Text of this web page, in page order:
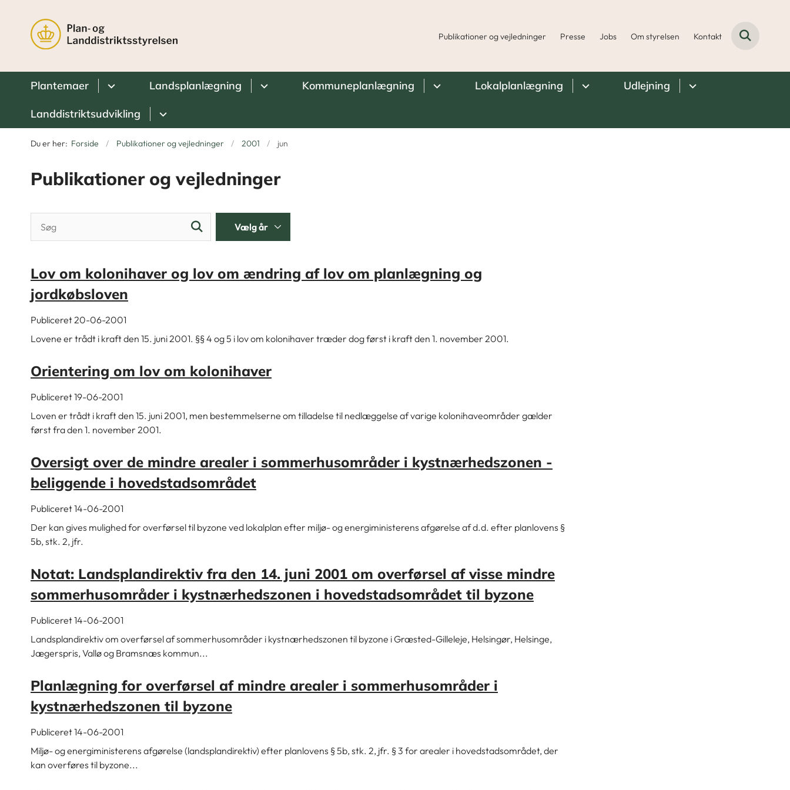
Publikationer og vejledninger Presse Jobs Om styrelsen Kontakt
Plantemaer Landsplanlægning Kommuneplanlægning Lokalplanlægning Udlejning
Landdistriktsudvikling
Du er her: Forside Publikationer og vejledninger 2001 jun
Publikationer og vejledninger
Lov om kolonihaver og lov om ændring af lov om planlægning og
jordkøbsloven
Publiceret 20-06-2001
Lovene er trådt i kraft den 15. juni 2001. §§ 4 og 5 i lov om kolonihaver træder dog først i kraft den 1. november 2001.
Orientering om lov om kolonihaver
Publiceret 19-06-2001
Loven er trådt i kraft den 15. juni 2001, men bestemmelserne om tilladelse til nedlæggelse af varige kolonihaveområder gælder
først fra den 1. november 2001.
Oversigt over de mindre arealer i sommerhusområder i kystnærhedszonen -
beliggende i hovedstadsområdet
Publiceret 14-06-2001
Der kan gives mulighed for overførsel til byzone ved lokalplan efter miljø- og energiministerens afgørelse af d.d. efter planlovens §
5b, stk. 2, jfr.
Notat: Landsplandirektiv fra den 14. juni 2001 om overførsel af visse mindre
sommerhusområder i kystnærhedszonen i hovedstadsområdet til byzone
Publiceret 14-06-2001
Landsplandirektiv om overførsel af sommerhusområder i kystnærhedszonen til byzone i Græsted-Gilleleje, Helsingør, Helsinge,
Jægerspris, Vallø og Bramsnæs kommun...
Planlægning for overførsel af mindre arealer i sommerhusområder i
kystnærhedszonen til byzone
Publiceret 14-06-2001
Miljø- og energiministerens afgørelse (landsplandirektiv) efter planlovens § 5b, stk. 2, jfr. § 3 for arealer i hovedstadsområdet, der
kan overføres til byzone...